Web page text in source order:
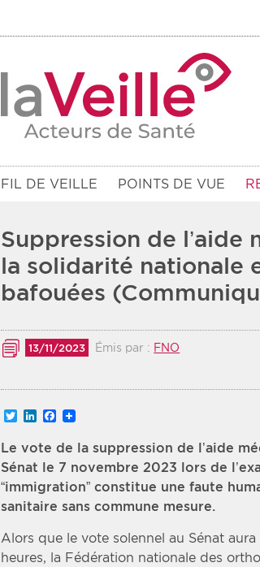
FIL DE VEILLE POINTS DE VUE
Filtres
Communiqués des 10 derniers jours
Zone géographique
Choisir une zone
Suppression de l’aide
la solidarité nationale
bafouées
13/11/2023 Émis par : FNO
TwitterLinkedInFacebook
Le vote de la suppression de l’aide
Sénat le 7 novembre 2023 lors de
“immigration” constitue une faute
sanitaire sans commune mesure.
Alors que le vote solennel au Sénat
heures, la Fédération nationale des